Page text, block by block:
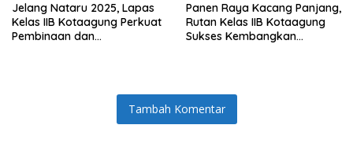
Jelang Nataru 2025, Lapas
Kelas IIB Kotaagung Perkuat
Pembinaan dan
Panen Raya Kacang Panjang,
Rutan Kelas IIB Kotaagung
Sukses Kembangkan
Tambah Komentar